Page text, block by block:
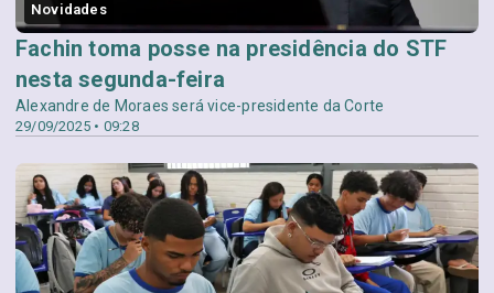
Novidades
29/09/2025 • 09:28
Fachin toma posse na presidência do STF
nesta segunda-feira
Alexandre de Moraes será vice-presidente da Corte